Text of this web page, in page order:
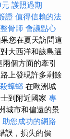
護照過期
證 值得信賴的法
骨師 會議點心
您在夏天訪問這
大西洋和該島選
個方面的牽引
上發現許多剩餘
殺蟑螂 在歐洲城
到附近國家 專
城市和偏遠的景
助您成功的網路
誤，損失的價